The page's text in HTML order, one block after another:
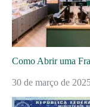
Como Abrir uma
30 de março de